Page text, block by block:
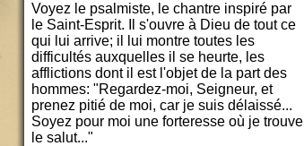
Voyez le psalmiste, le chantre inspiré par
le Saint-Esprit. Il s'ouvre à Dieu de tout ce
qui lui arrive; il lui montre toutes les
difficultés auxquelles il se heurte, les
afflictions dont il est l'objet de la part des
hommes: "Regardez-moi, Seigneur, et
prenez pitié de moi, car je suis délaissé...
Soyez pour moi une forteresse où je trouve
le salut..."